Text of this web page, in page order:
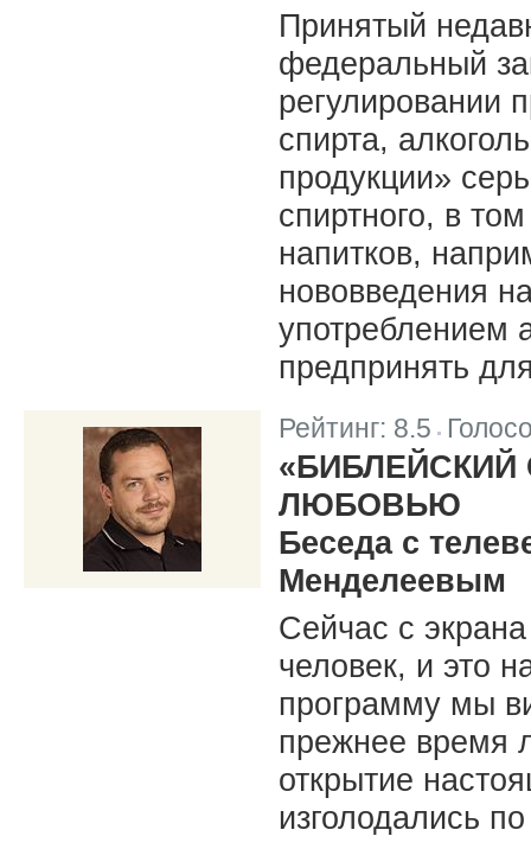
Принятый
федеральный
регулировании
спирта,
продукции»
спиртного, в
напитков,
нововведения
употреблением
предпринять
Рейтинг: 8.5
ЛЮБОВЬЮ
Беседа с
Менделеевым
Сейчас с
человек, и это
программу мы
прежнее время
открытие
изголодались